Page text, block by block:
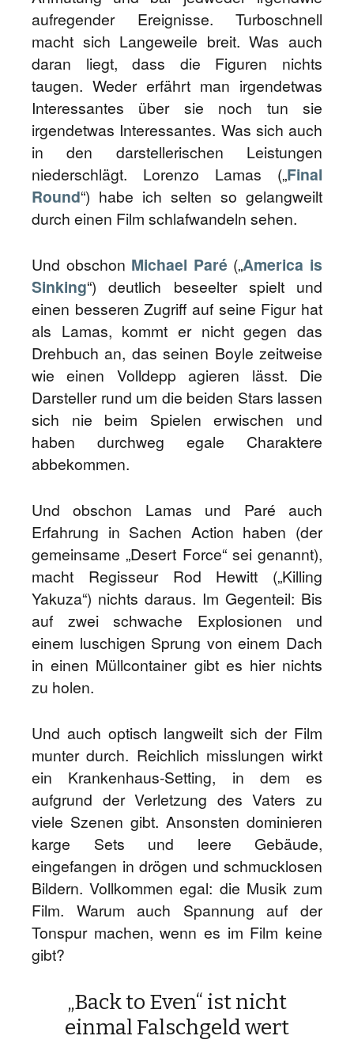
aufregender Ereignisse. Turboschnell
macht sich Langeweile breit. Was auch
daran liegt, dass die Figuren nichts
taugen. Weder erfährt man irgendetwas
Interessantes über sie noch tun sie
irgendetwas Interessantes. Was sich auch
in den darstellerischen Leistungen
niederschlägt. Lorenzo Lamas („Final
Round“) habe ich selten so gelangweilt
durch einen Film schlafwandeln sehen.
Und obschon Michael Paré(„America is
Sinking“) deutlich beseelter spielt und
einen besseren Zugriff auf seine Figur hat
als Lamas, kommt er nicht gegen das
Drehbuch an, das seinen Boyle zeitweise
wie einen Volldepp agieren lässt. Die
Darsteller rund um die beiden Stars lassen
sich nie beim Spielen erwischen und
haben durchweg egale Charaktere
abbekommen.
Und obschon Lamas und Paré auch
Erfahrung in Sachen Action haben (der
gemeinsame „Desert Force“ sei genannt),
macht Regisseur Rod Hewitt („Killing
Yakuza“) nichts daraus. Im Gegenteil: Bis
auf zwei schwache Explosionen und
einem luschigen Sprung von einem Dach
in einen Müllcontainer gibt es hier nichts
zu holen.
Und auch optisch langweilt sich der Film
munter durch. Reichlich misslungen wirkt
ein Krankenhaus-Setting, in dem es
aufgrund der Verletzung des Vaters zu
viele Szenen gibt. Ansonsten dominieren
karge Sets und leere Gebäude,
eingefangen in drögen und schmucklosen
Bildern. Vollkommen egal: die Musik zum
Film. Warum auch Spannung auf der
Tonspur machen, wenn es im Film keine
gibt?
„Back to Even“ ist nicht
einmal Falschgeld wert